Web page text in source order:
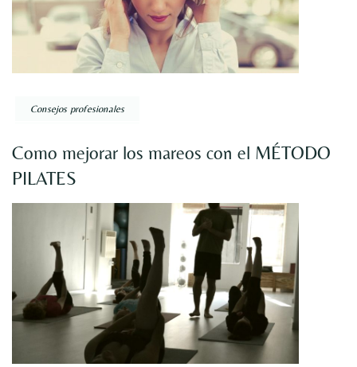
Consejos profesionales
Como mejorar los mareos con el MÉTODO
PILATES